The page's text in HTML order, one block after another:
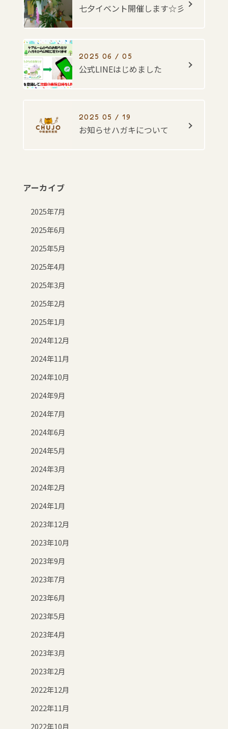
七夕イベント開催します☆彡
2025 06 / 05
公式LINEはじめました
2025 05 / 19
お知らせハガキについて
アーカイブ
2025年7月
2025年6月
2025年5月
2025年4月
2025年3月
2025年2月
2025年1月
2024年12月
2024年11月
2024年10月
2024年9月
2024年7月
2024年6月
2024年5月
2024年3月
2024年2月
2024年1月
2023年12月
2023年10月
2023年9月
2023年7月
2023年6月
2023年5月
2023年4月
2023年3月
2023年2月
2022年12月
2022年11月
2022年10月